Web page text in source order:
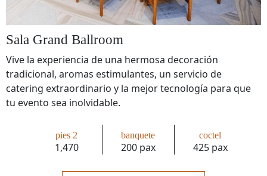
Sala Grand Ballroom
Vive la experiencia de una hermosa decoración
tradicional, aromas estimulantes, un servicio de
catering extraordinario y la mejor tecnología para que
tu evento sea inolvidable.
pies 2
1,470
banquete
200 pax
coctel
425 pax